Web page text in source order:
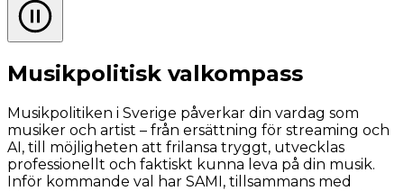
Musikpolitisk valkompass
Musikpolitiken i Sverige påverkar din vardag som
musiker och artist – från ersättning för streaming och
AI, till möjligheten att frilansa tryggt, utvecklas
professionellt och faktiskt kunna leva på din musik.
Inför kommande val har SAMI, tillsammans med